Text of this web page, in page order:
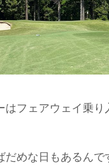
はフェアウェイ乗り
だめな日もあるんで